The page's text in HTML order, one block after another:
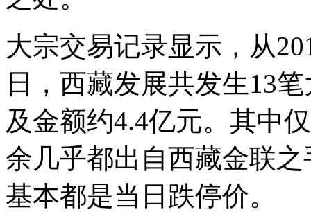
大宗交易记录显示，从
日，西藏发展共发生13
及金额约4.4亿元。其中
余几乎都出自西藏金联
基本都是当日跌停价。